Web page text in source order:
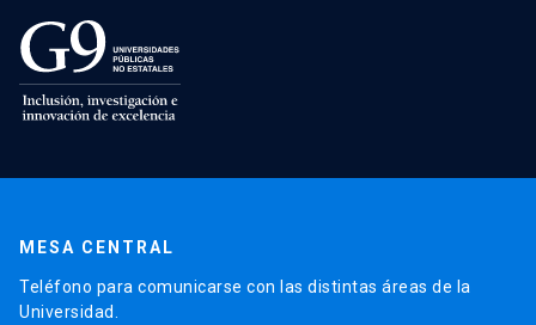
MESA CENTRAL
Teléfono para comunicarse con las distintas áreas de la
Universidad.